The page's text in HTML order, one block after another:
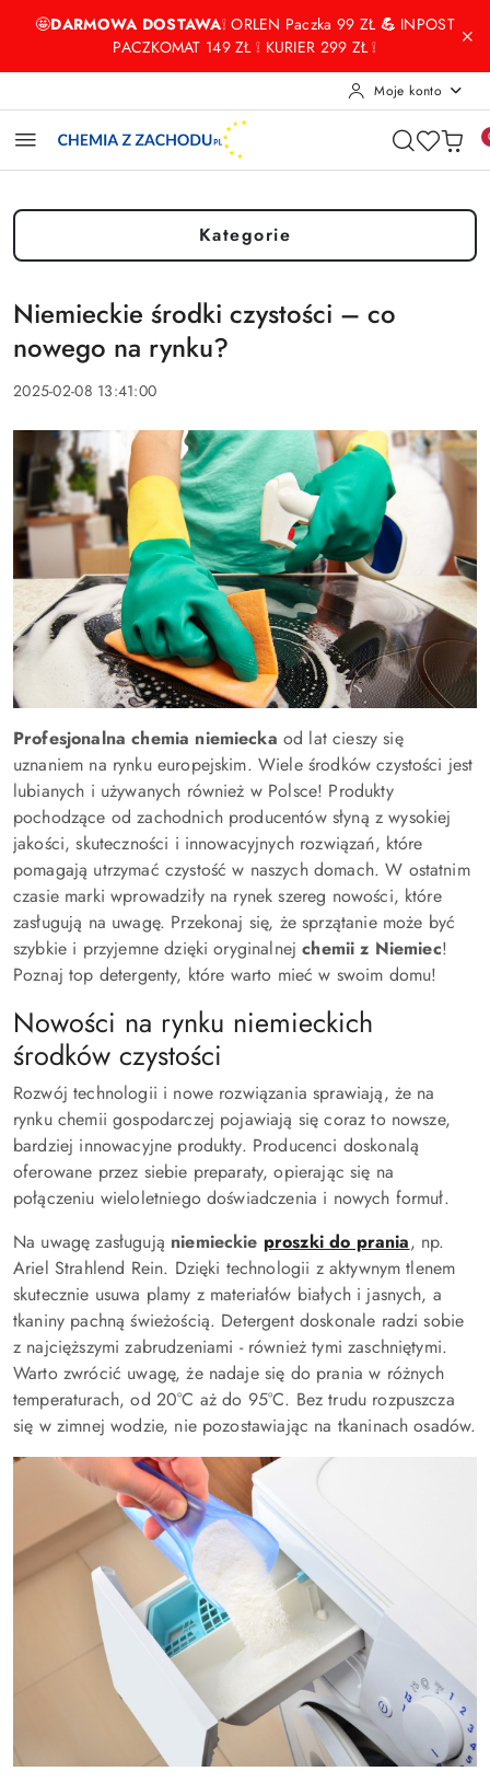
Przejdź do treści głównej
Przejdź do wyszukiwarki
Przejdź do moje konto
Przejdź do menu głównego
Przejdź do stopki
🤩DARMOWA DOSTAWA❕ ORLEN Paczka 99 ZŁ💪 INPOST
PACZKOMAT 149 ZŁ ❕ KURIER 299 ZŁ ❕
Moje konto
Kategorie
Niemieckie środki czystości – co
nowego na rynku?
2025-02-08 13:41:00
Profesjonalna chemia niemiecka od lat cieszy się
uznaniem na rynku europejskim. Wiele środków czystości jest
lubianych i używanych również w Polsce! Produkty
pochodzące od zachodnich producentów słyną z wysokiej
jakości, skuteczności i innowacyjnych rozwiązań, które
pomagają utrzymać czystość w naszych domach. W ostatnim
czasie marki wprowadziły na rynek szereg nowości, które
zasługują na uwagę. Przekonaj się, że sprzątanie może być
szybkie i przyjemne dzięki oryginalnej chemii z Niemiec!
Poznaj top detergenty, które warto mieć w swoim domu!
Nowości na rynku niemieckich
środków czystości
Rozwój technologii i nowe rozwiązania sprawiają, że na
rynku chemii gospodarczej pojawiają się coraz to nowsze,
bardziej innowacyjne produkty. Producenci doskonalą
oferowane przez siebie preparaty, opierając się na
połączeniu wieloletniego doświadczenia i nowych formuł.
Na uwagę zasługują niemieckie proszki do prania, np.
Ariel Strahlend Rein. Dzięki technologii z aktywnym tlenem
skutecznie usuwa plamy z materiałów białych i jasnych, a
tkaniny pachną świeżością. Detergent doskonale radzi sobie
z najcięższymi zabrudzeniami - również tymi zaschniętymi.
Warto zwrócić uwagę, że nadaje się do prania w różnych
temperaturach, od 20°C aż do 95°C. Bez trudu rozpuszcza
się w zimnej wodzie, nie pozostawiając na tkaninach osadów.